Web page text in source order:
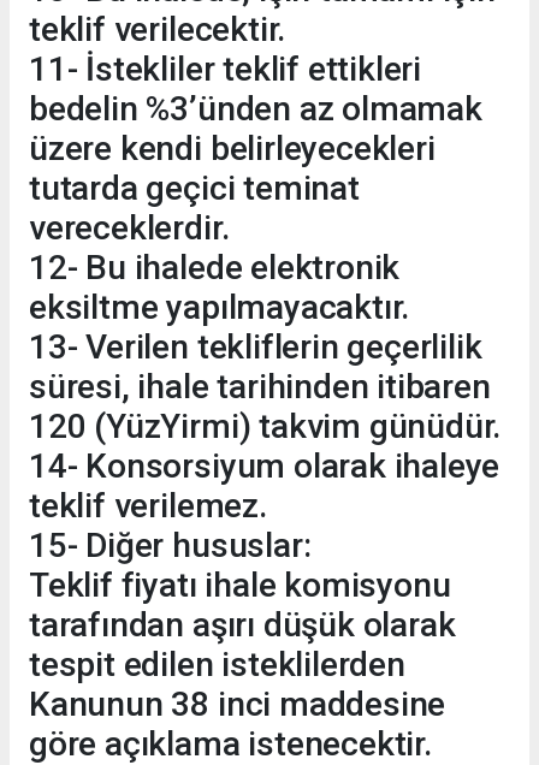
teklif verilecektir.
11- İstekliler teklif ettikleri
bedelin %3’ünden az olmamak
üzere kendi belirleyecekleri
tutarda geçici teminat
vereceklerdir.
12- Bu ihalede elektronik
eksiltme yapılmayacaktır.
13- Verilen tekliflerin geçerlilik
süresi, ihale tarihinden itibaren
120 (YüzYirmi) takvim günüdür.
14- Konsorsiyum olarak ihaleye
teklif verilemez.
15- Diğer hususlar:
Teklif fiyatı ihale komisyonu
tarafından aşırı düşük olarak
tespit edilen isteklilerden
Kanunun 38 inci maddesine
göre açıklama istenecektir.